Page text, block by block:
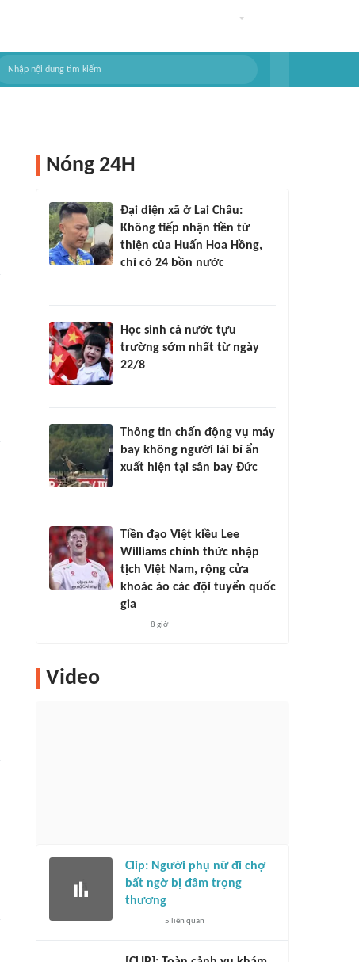
Nóng 24H
Đại diện xã ở Lai Châu:
Không tiếp nhận tiền từ
thiện của Huấn Hoa Hồng,
chỉ có 24 bồn nước
Học sinh cả nước tựu
trường sớm nhất từ ngày
22/8
Thông tin chấn động vụ máy
bay không người lái bí ẩn
xuất hiện tại sân bay Đức
Tiền đạo Việt kiều Lee
Williams chính thức nhập
tịch Việt Nam, rộng cửa
khoác áo các đội tuyển quốc
gia
8 giờ
Video
Clip: Người phụ nữ đi chợ
bất ngờ bị đâm trọng
thương
5 liên quan